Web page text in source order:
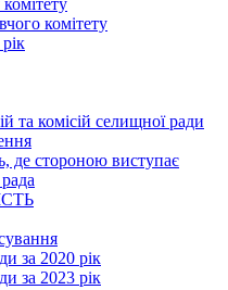
комітету
та комісій селищної ради
де стороною виступає
за 2020 рік
за 2023 рік